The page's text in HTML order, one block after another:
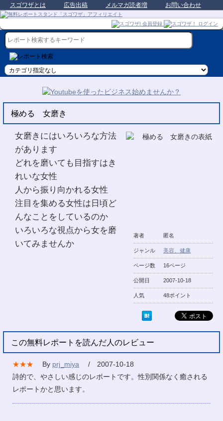
スゴワザとは 広告出稿 メルマガ読者増 お問い合わせ
極める 女磨き
著者 匿名
ジャンル 美容、健康
ページ数 16ページ
公開日 2007-10-18
人気 48ポイント
女磨きにはいろいろな方法
があります
どれを磨いても目指すはき
れいな女性
人から振り向かれる女性
注目を集める女性は日頃ど
んなことをしているのか
いろいろな視点から女を磨
いてみませんか
この無料レポートを読んだ人のレビュー
★★★ By prj_miya
/ 2007-10-18
詩的で、やさしい感じのレポートです。性別関係なく癒される
レポートかと思います。